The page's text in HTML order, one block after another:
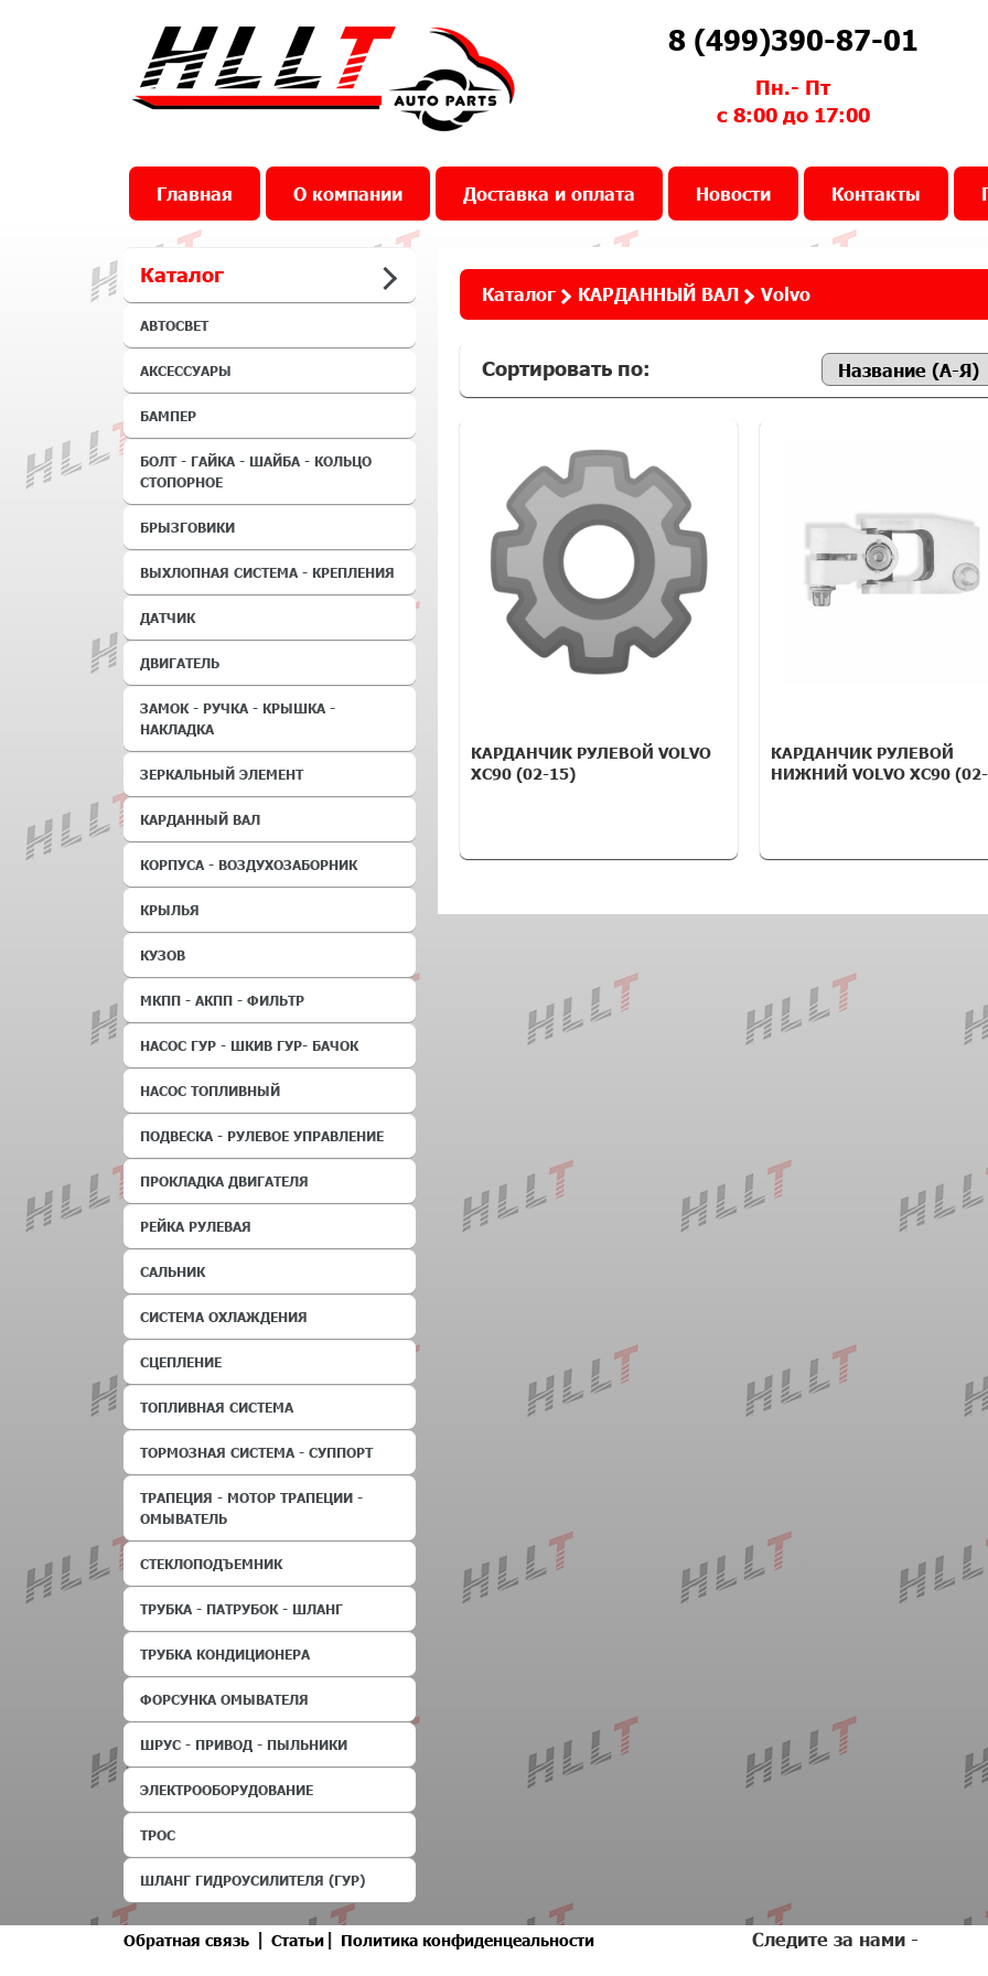
8 (499)390-87-01
Пн.- Пт
с 8:00 до 17:00
Главная О компании Доставка и оплата Новости Контакты
Каталог
АВТОСВЕТ
АКСЕССУАРЫ
БАМПЕР
БОЛТ - ГАЙКА - ШАЙБА - КОЛЬЦО
СТОПОРНОЕ
БРЫЗГОВИКИ
ВЫХЛОПНАЯ СИСТЕМА - КРЕПЛЕНИЯ
ДАТЧИК
ДВИГАТЕЛЬ
ЗАМОК - РУЧКА - КРЫШКА -
НАКЛАДКА
ЗЕРКАЛЬНЫЙ ЭЛЕМЕНТ
КАРДАННЫЙ ВАЛ
КОРПУСА - ВОЗДУХОЗАБОРНИК
КРЫЛЬЯ
КУЗОВ
МКПП - АКПП - ФИЛЬТР
НАСОС ГУР - ШКИВ ГУР- БАЧОК
НАСОС ТОПЛИВНЫЙ
ПОДВЕСКА - РУЛЕВОЕ УПРАВЛЕНИЕ
ПРОКЛАДКА ДВИГАТЕЛЯ
РЕЙКА РУЛЕВАЯ
САЛЬНИК
СИСТЕМА ОХЛАЖДЕНИЯ
СЦЕПЛЕНИЕ
ТОПЛИВНАЯ СИСТЕМА
ТОРМОЗНАЯ СИСТЕМА - СУППОРТ
ТРАПЕЦИЯ - МОТОР ТРАПЕЦИИ -
ОМЫВАТЕЛЬ
СТЕКЛОПОДЪЕМНИК
ТРУБКА - ПАТРУБОК - ШЛАНГ
ТРУБКА КОНДИЦИОНЕРА
ФОРСУНКА ОМЫВАТЕЛЯ
ШРУС - ПРИВОД - ПЫЛЬНИКИ
ЭЛЕКТРООБОРУДОВАНИЕ
ТРОС
ШЛАНГ ГИДРОУСИЛИТЕЛЯ (ГУР)
Каталог КАРДАННЫЙ ВАЛ Volvo
Сортировать по:
КАРДАНЧИК РУЛЕВОЙ VOLVO
XC90 (02-15)
КАРДАНЧИК РУЛЕВОЙ
НИЖНИЙ VOLVO XC90
Обратная связь | Статьи | Политика конфиденцеальности Следите за нами -